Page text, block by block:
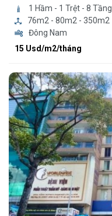
1 Hầm - 1 Trệt - 8 Tầng
76m2 - 80m2 - 350m2
Đông Nam
15 Usd/m2/tháng